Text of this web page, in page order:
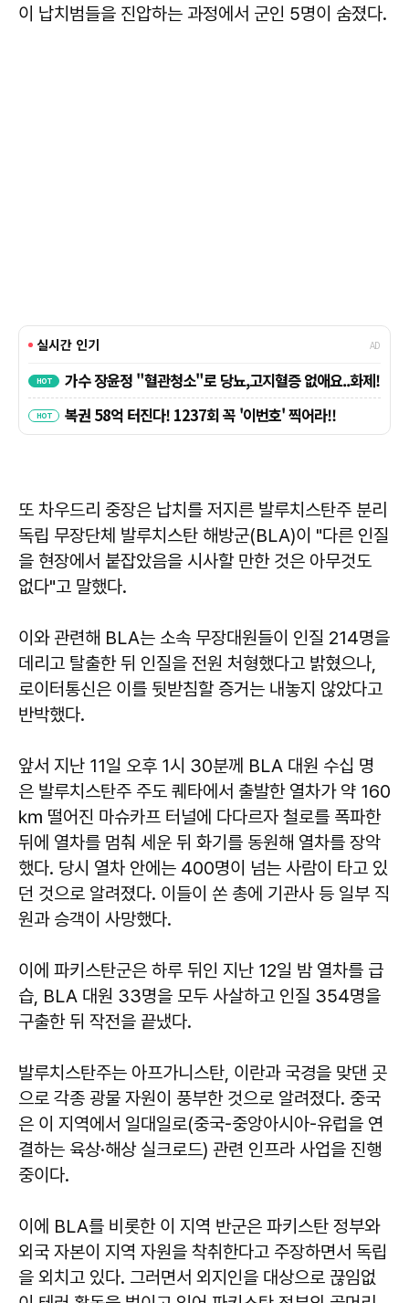
이 납치범들을 진압하는 과정에서 군인 5명이 숨졌다.
또 차우드리 중장은 납치를 저지른 발루치스탄주 분리
독립 무장단체 발루치스탄 해방군(BLA)이 "다른 인질
을 현장에서 붙잡았음을 시사할 만한 것은 아무것도
없다"고 말했다.
이와 관련해 BLA는 소속 무장대원들이 인질 214명을
데리고 탈출한 뒤 인질을 전원 처형했다고 밝혔으나,
로이터통신은 이를 뒷받침할 증거는 내놓지 않았다고
반박했다.
앞서 지난 11일 오후 1시 30분께 BLA 대원 수십 명
은 발루치스탄주 주도 퀘타에서 출발한 열차가 약 160
㎞ 떨어진 마슈카프 터널에 다다르자 철로를 폭파한
뒤에 열차를 멈춰 세운 뒤 화기를 동원해 열차를 장악
했다. 당시 열차 안에는 400명이 넘는 사람이 타고 있
던 것으로 알려졌다. 이들이 쏜 총에 기관사 등 일부 직
원과 승객이 사망했다.
이에 파키스탄군은 하루 뒤인 지난 12일 밤 열차를 급
습, BLA 대원 33명을 모두 사살하고 인질 354명을
구출한 뒤 작전을 끝냈다.
발루치스탄주는 아프가니스탄, 이란과 국경을 맞댄 곳
으로 각종 광물 자원이 풍부한 것으로 알려졌다. 중국
은 이 지역에서 일대일로(중국-중앙아시아-유럽을 연
결하는 육상·해상 실크로드) 관련 인프라 사업을 진행
중이다.
이에 BLA를 비롯한 이 지역 반군은 파키스탄 정부와
외국 자본이 지역 자원을 착취한다고 주장하면서 독립
을 외치고 있다. 그러면서 외지인을 대상으로 끊임없